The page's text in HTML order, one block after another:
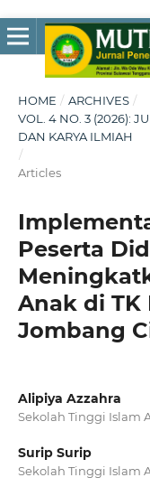
HOME / ARCHIVES /
VOL. 4 NO. 3 (2026):
DAN KARYA ILMIAH
/
Articles
Peserta
Anak di TK
Jombang
Alipiya Azzahra
Sekolah Tinggi Islam
Surip Surip
Sekolah Tinggi Islam